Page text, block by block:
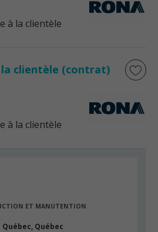
à la clientèle
la clientèle (contrat)
à la clientèle
ET MANUTENTION
Québec, Québec